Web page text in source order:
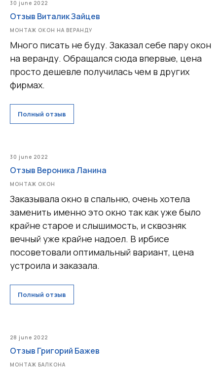
30 june 2022
Отзыв Виталик Зайцев
МОНТАЖ ОКОН НА ВЕРАНДУ
Много писать не буду. Заказал себе пару окон
на веранду. Обращался сюда впервые, цена
просто дешевле получилась чем в других
фирмах.
Полный отзыв
30 june 2022
Отзыв Вероника Ланина
МОНТАЖ ОКОН
Заказывала окно в спальню, очень хотела
заменить именно это окно так как уже было
крайне старое и слышимость, и сквозняк
вечный уже крайне надоел. В ирбисе
посоветовали оптимальный вариант, цена
устроила и заказала.
Полный отзыв
28 june 2022
Отзыв Григорий Бажев
МОНТАЖ БАЛКОНА
Работаем с 2004 ИРБИС-Т
+7 (3452) 78 40 78
Пластиковые окна
Художественные окна
Балконы и лоджии
ул. Червишевский тракт 7
Пн — Пт: 09:00–18:00